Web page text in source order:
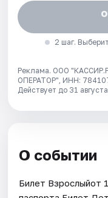
2 шаг.
Реклама. ООО
ОПЕРАТОР", ИНН:
Действует до 31
О событии
Билет Взрослыйот